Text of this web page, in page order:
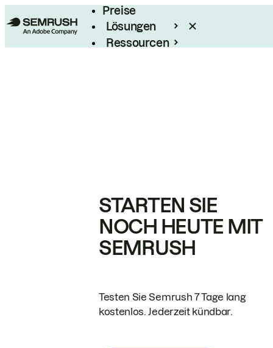
Preise
Lösungen
Ressourcen
STARTEN SIE
NOCH HEUTE MIT
SEMRUSH
Testen Sie Semrush 7 Tage lang
kostenlos. Jederzeit kündbar.